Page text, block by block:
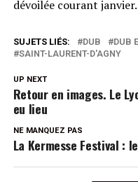
dévoilée courant janvier.
SUJETS LIÉS: DUB DUB
SAINT-LAURENT-D'AGNY
UP NEXT
Retour en images. Le
eu lieu
NE MANQUEZ PAS
La Kermesse Festival :